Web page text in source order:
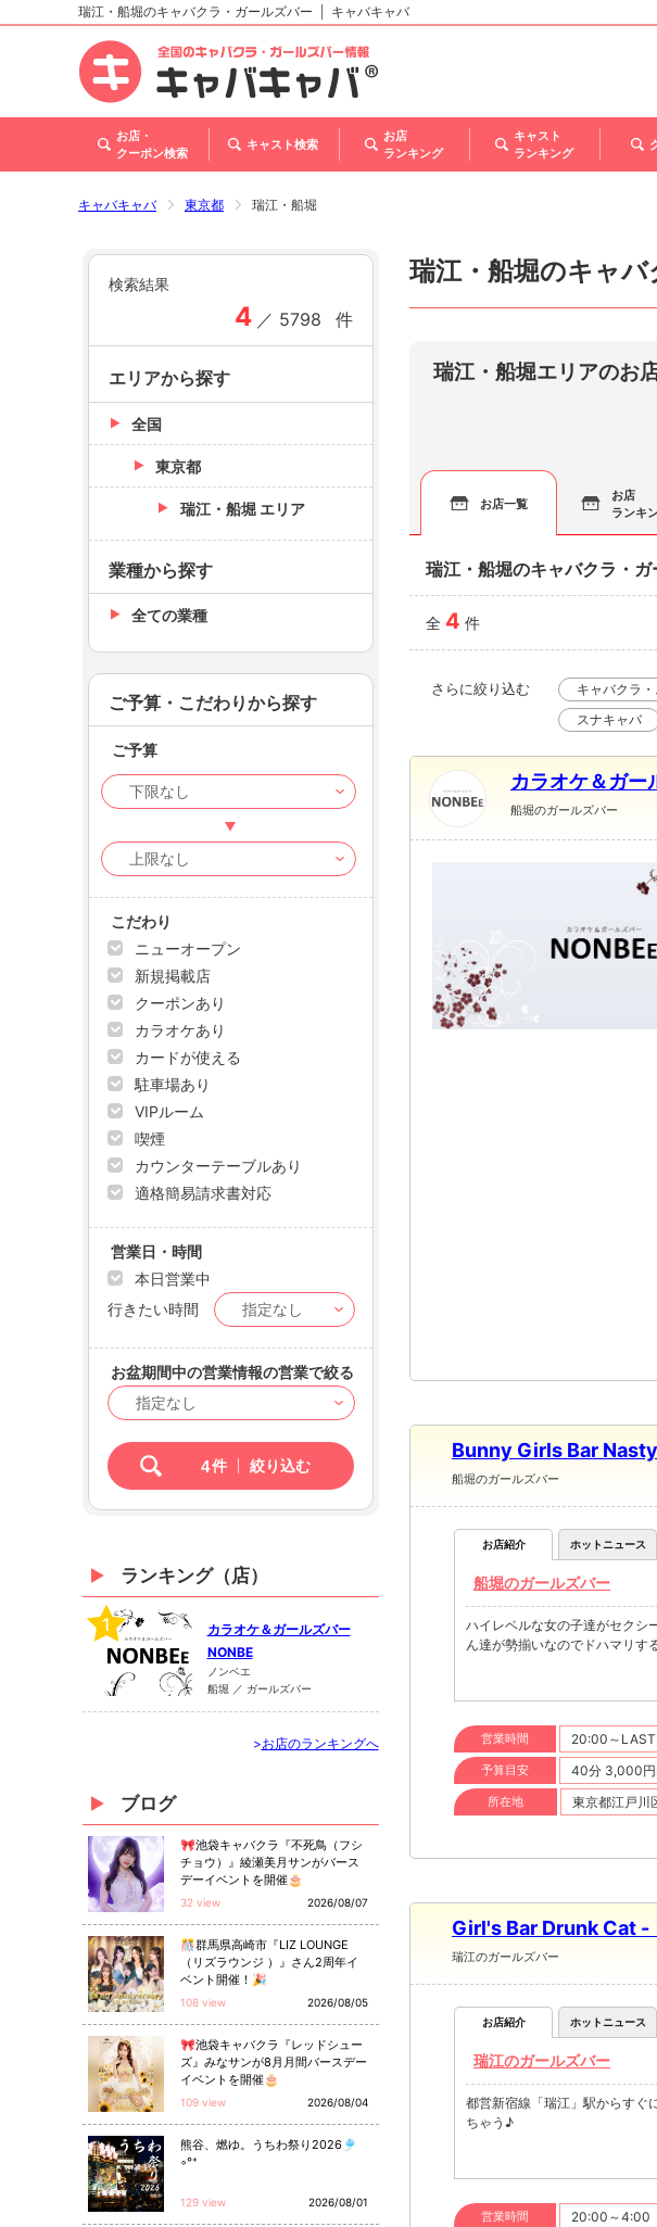
北海道
東北
甲信越・北陸
関西
瑞江・船堀のキャバクラ・ガールズバー キャバキャバ
お店・
クーポン検索
キャスト検索
お店
ランキング
キャスト
ランキング
キャバキャバ 東京都 瑞江・船堀
瑞江・船堀のキャ
瑞江・船堀エリアのお
お店一覧
お店
ランキ
瑞江・船堀のキャバクラ・ガ
全 4 件
さらに絞り込む キャバクラ
スナキャバ
カラオケ＆ガー
船堀のガールズバー
Bunny Girls Bar
船堀のガールズバー
お店紹介 ホットニュース
船堀のガールズバー
ハイレベルな女の子達がセクシ
ん達が勢揃いなのでドハマリす
営業時間 20:00～LAST
予算目安 40分 3,000
所在地 東京都江戸川
Girl's Bar Drunk Cat -
瑞江のガールズバー
お店紹介 ホットニュース
瑞江のガールズバー
都営新宿線「瑞江」駅からすぐ
ちゃう♪
営業時間 20:00～4:00
検索結果
4 ／ 5798 件
エリアから探す
全国
東京都
瑞江・船堀 エリア
業種から探す
全ての業種
ご予算・こだわりから探す
ご予算
こだわり
ニューオープン
新規掲載店
クーポンあり
カラオケあり
カードが使える
駐車場あり
VIPルーム
喫煙
カウンターテーブルあり
適格簡易請求書対応
営業日・時間
本日営業中
行きたい時間
お盆期間中の営業情報の営業で絞る
4件 絞り込む
ランキング（店）
1
カラオケ＆ガールズバー
NONBE
ノンベエ
船堀 ／ ガールズバー
>お店のランキングへ
ブログ
🎀池袋キャバクラ『不死鳥（フシ
チョウ）』綾瀬美月サンがバース
デーイベントを開催🎂
32 view 2026/08/07
🎊群馬県高崎市『LIZ LOUNGE
（リズラウンジ ）』さん2周年イ
ベント開催！🎉
108 view 2026/08/05
🎀池袋キャバクラ『レッドシュー
ズ』みなサンが8月月間バースデー
イベントを開催🎂
109 view 2026/08/04
熊谷、燃ゆ。うちわ祭り2026🎐
◦°⁺
129 view 2026/08/01